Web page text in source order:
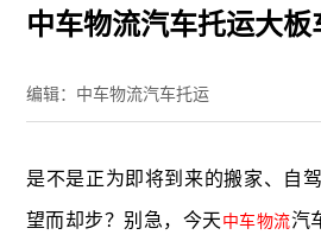
中车物流汽车托运大板
编辑：中车物流汽车托运
是不是正为即将到来的搬家、自
望而却步？别急，今天中车物流汽